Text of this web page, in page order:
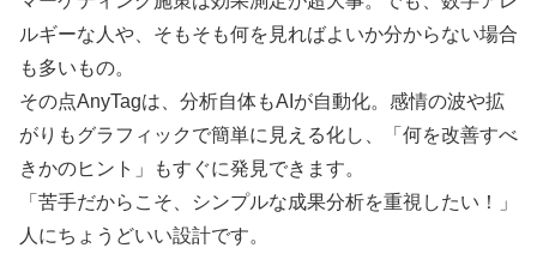
ルギーな人や、そもそも何を見ればよいか分からない場合
も多いもの。
その点AnyTagは、分析自体もAIが自動化。感情の波や拡
がりもグラフィックで簡単に見える化し、「何を改善すべ
きかのヒント」もすぐに発見できます。
「苦手だからこそ、シンプルな成果分析を重視したい！」
人にちょうどいい設計です。